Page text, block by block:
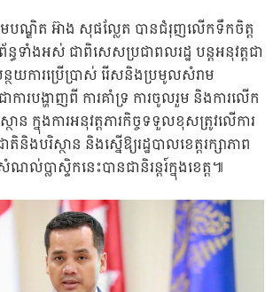
មបណ្ឌិត អ៊ាង សុផល្លែត បានជំរុញលើកទឹកចិត្ត
ន្ធទាំងអស់ ជាពិសេសប្រជាពលរដ្ឋ បន្តអនុវត្តជា
ន្ថយការប្រើប្រាស់ រើសនិងប្រមូលសំរាម
របង្ហាញពី ការគាំទ្រ ការចូលរួម និងការលើក
ន ក្នុងការអនុវត្តភារកិច្ចទទួលខុសត្រូវលើការ
និងបរិស្ថាន និងស្នើឱ្យរដ្ឋបាលខេត្តរក្សាភាព
ល់ប្លាស្ទិកនេះបានជានិរន្តរ៍ក្នុងខេត្ត៕